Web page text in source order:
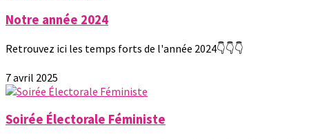
Notre année 2024
Retrouvez ici les temps forts de l'année 2024👇👇👇
7 avril 2025
Soirée Électorale Féministe